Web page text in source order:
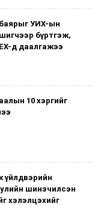
УИХ-ын
бүртгэж,
д даалгажээ
10 хэргийг
үйлдвэрийн
шинэчилсэн
хэлэлцэхийг